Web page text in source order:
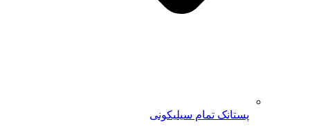
پستانک تمام سیلیکونی